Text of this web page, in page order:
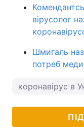
вірусолог
Шмигаль
потреб
коронавірус в